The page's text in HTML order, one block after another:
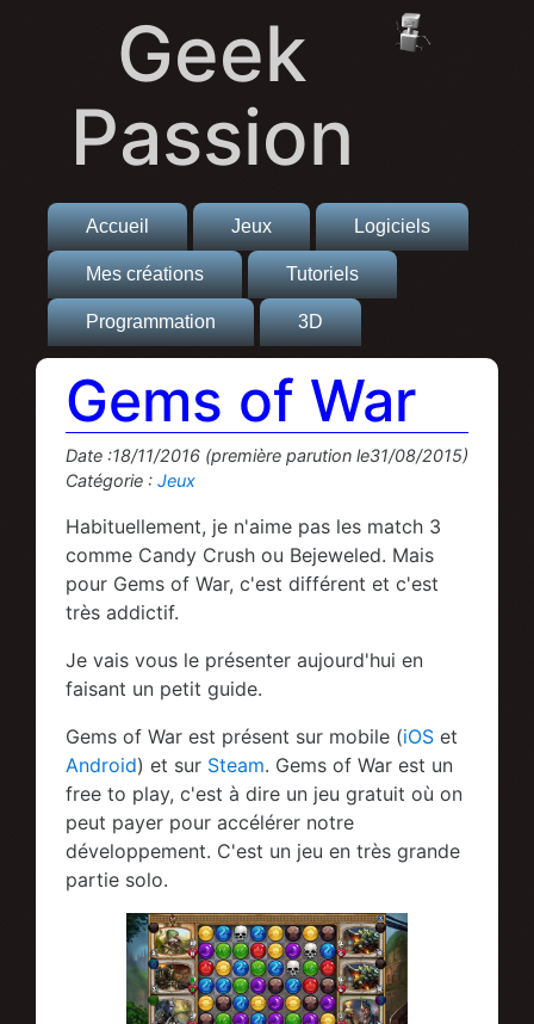
Geek
Passion
Accueil Jeux Logiciels
Mes créations Tutoriels
Programmation 3D
Gems of War
Date :18/11/2016 (première parution le31/08/2015)
Catégorie : Jeux
Habituellement, je n'aime pas les match 3
comme Candy Crush ou Bejeweled. Mais
pour Gems of War, c'est différent et c'est
très addictif.
Je vais vous le présenter aujourd'hui en
faisant un petit guide.
Gems of War est présent sur mobile (iOSet
Android) et sur Steam. Gems of War est un
free to play, c'est à dire un jeu gratuit où on
peut payer pour accélérer notre
développement. C'est un jeu en très grande
partie solo.